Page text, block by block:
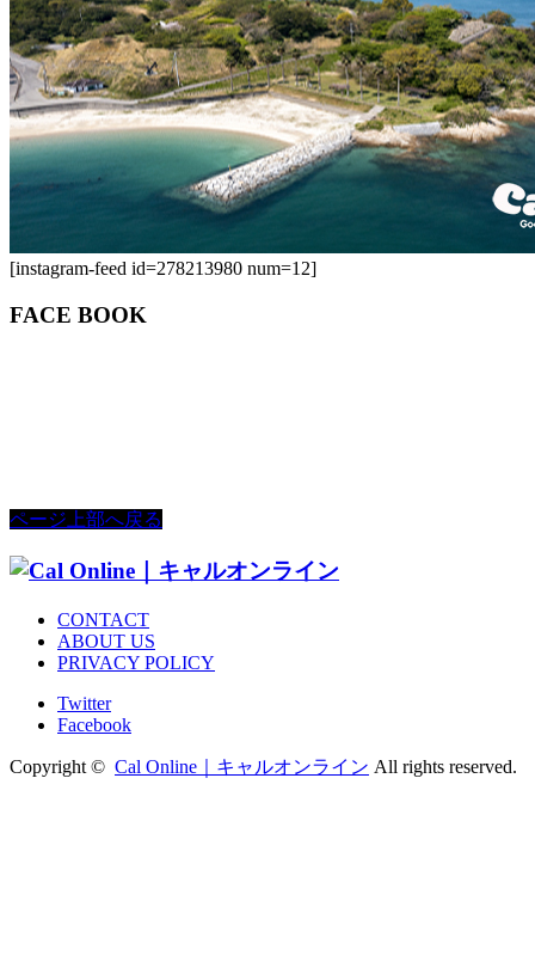
[instagram-feed id=278213980 num=12]
FACE BOOK
ページ上部へ戻る
CONTACT
ABOUT US
PRIVACY POLICY
Twitter
Facebook
Copyright © Cal Online｜キャルオンライン All rights reserved.